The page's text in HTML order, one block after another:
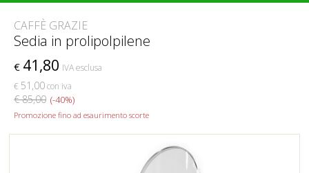
CAFFÈ GRAZIE
Sedia in prolipolpilene
€ 41,80 IVA esclusa
€ 51,00con iva
€ 85,00 (-40%)
Promozione fino ad esaurimento scorte